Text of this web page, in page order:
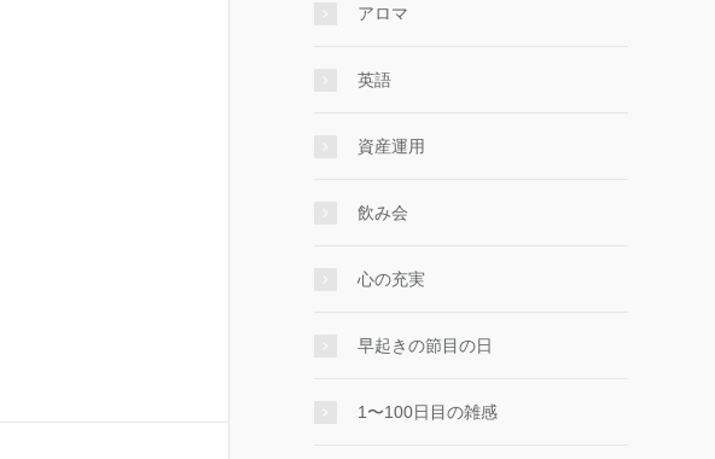
アロマ
英語
資産運用
飲み会
心の充実
早起きの節目の日
1〜100日目の雑感